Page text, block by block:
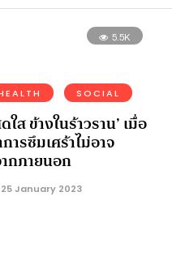
5.5K
SOCIAL
ใส ข้างในร้าวราน’ เมื่อ
ารซึมเศร้าไม่อาจ
กภายนอก
January 2023